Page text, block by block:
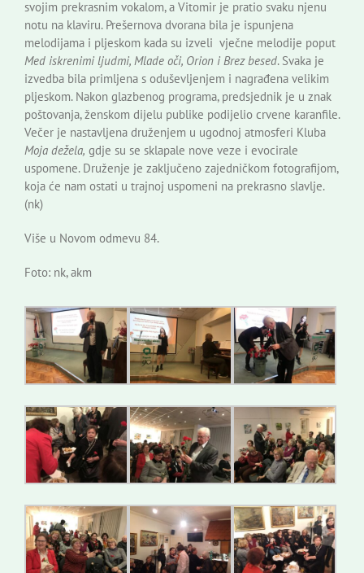
svojim prekrasnim vokalom, a Vitomir je pratio svaku njenu
notu na klaviru. Prešernova dvorana bila je ispunjena
melodijama i pljeskom kada su izveli vječne melodije poput
Med iskrenimi ljudmi, Mlade oči, Orion i Brez besed. Svaka je
izvedba bila primljena s oduševljenjem i nagrađena velikim
pljeskom. Nakon glazbenog programa, predsjednik je u znak
poštovanja, ženskom dijelu publike podijelio crvene karanfile.
Večer je nastavljena druženjem u ugodnoj atmosferi Kluba
Moja dežela, gdje su se sklapale nove veze i evocirale
uspomene. Druženje je zaključeno zajedničkom fotografijom,
koja će nam ostati u trajnoj uspomeni na prekrasno slavlje.
(nk)
Više u Novom odmevu 84.
Foto: nk, akm